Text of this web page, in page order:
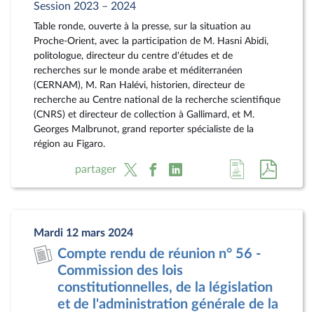
Session 2023 – 2024
Table ronde, ouverte à la presse, sur la situation au
Proche-Orient, avec la participation de M. Hasni Abidi,
politologue, directeur du centre d'études et de
recherches sur le monde arabe et méditerranéen
(CERNAM), M. Ran Halévi, historien, directeur de
recherche au Centre national de la recherche scientifique
(CNRS) et directeur de collection à Gallimard, et M.
Georges Malbrunot, grand reporter spécialiste de la
région au Figaro.
partager
Accéder
à
document
au
pdf
Mardi 12 mars 2024
Compte rendu de réunion n° 56 -
Commission des lois
constitutionnelles, de la législation
et de l'administration générale de la